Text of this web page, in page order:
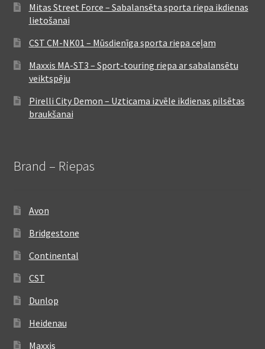
Mitas Street Force – Sabalansēta sporta riepa ikdienas
lietošanai
CST CM-NK01 – Mūsdienīga sporta riepa ceļam
Maxxis MA-ST3 – Sport-touring riepa ar sabalansētu
veiktspēju
Pirelli City Demon – Uzticama izvēle ikdienas pilsētas
braukšanai
Brand – Riepas
Avon
Bridgestone
Continental
CST
Dunlop
Heidenau
Maxxis